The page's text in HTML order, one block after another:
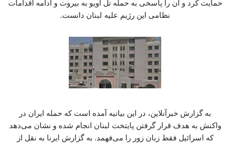
حمایت کرد و آن را پاسخی به حمله تل آویو به بیروت و ادامه اقدامات
نظامی این رژیم علیه لبنان دانست.
به گزارش خبرآنلاین، در این بیانیه آمده است که حمله ایران در
واکنش به هدف قرار گرفتن پایتخت لبنان انجام شده و نشان می‌دهد
که اسرائیل فقط زبان زور را می‌فهمد. به گزارش ایرنا به نقل از